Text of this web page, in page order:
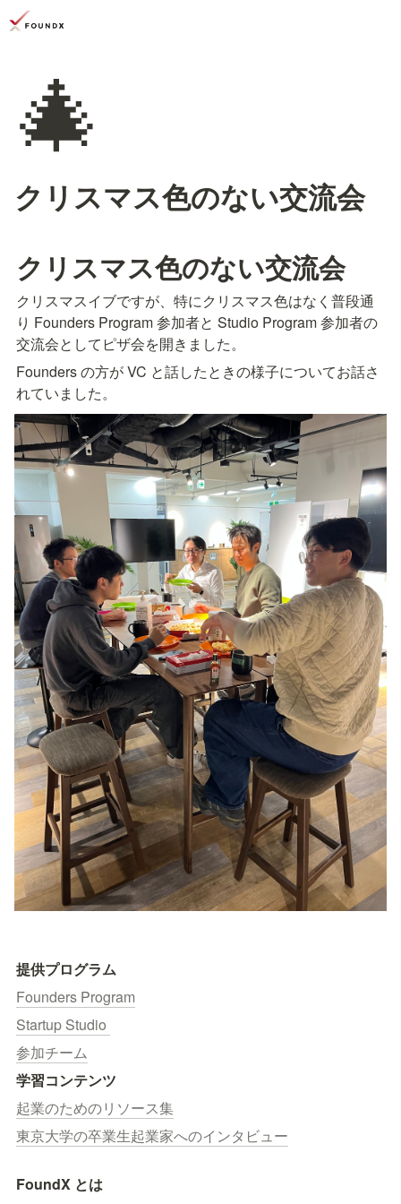
🎄
クリスマス色のない交流会
クリスマス色のない交流会
クリスマスイブですが、特にクリスマス色はなく普段通
り Founders Program 参加者と Studio Program 参加者の
交流会としてピザ会を開きました。
Founders の方が VC と話したときの様子についてお話さ
れていました。
提供プログラム
Founders Program
Startup Studio
参加チーム
学習コンテンツ
起業のためのリソース集
東京大学の卒業生起業家へのインタビュー
FoundX とは